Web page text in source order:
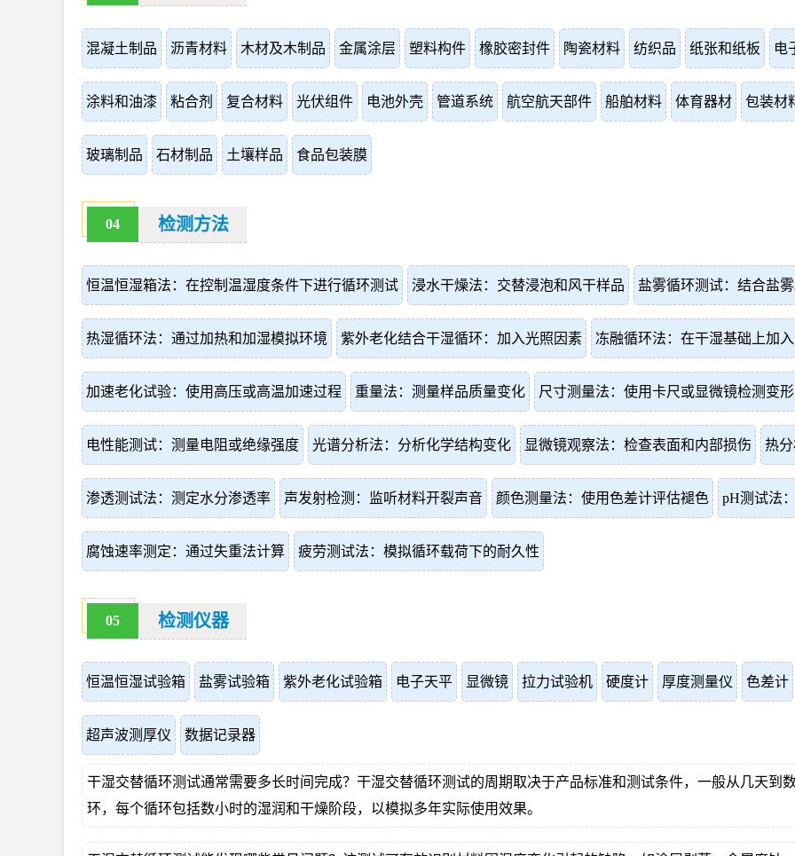
混凝土制品 沥青材料 木材及木制品 金属涂层 塑料构件 橡胶密封件 陶瓷材料 纺织品 纸张和纸板 电
涂料和油漆 粘合剂 复合材料 光伏组件 电池外壳 管道系统 航空航天部件 船舶材料 体育器材 包装材
玻璃制品 石材制品 土壤样品 食品包装膜
04 检测方法
恒温恒湿箱法：在控制温湿度条件下进行循环测试 浸水干燥法：交替浸泡和风干样品 盐雾循环测试：结合盐
热湿循环法：通过加热和加湿模拟环境 紫外老化结合干湿循环：加入光照因素 冻融循环法：在干湿基础上加
加速老化试验：使用高压或高温加速过程 重量法：测量样品质量变化 尺寸测量法：使用卡尺或显微镜检测变形
电性能测试：测量电阻或绝缘强度 光谱分析法：分析化学结构变化 显微镜观察法：检查表面和内部损伤 热
渗透测试法：测定水分渗透率 声发射检测：监听材料开裂声音 颜色测量法：使用色差计评估褪色 pH测试法
腐蚀速率测定：通过失重法计算 疲劳测试法：模拟循环载荷下的耐久性
05 检测仪器
恒温恒湿试验箱 盐雾试验箱 紫外老化试验箱 电子天平 显微镜 拉力试验机 硬度计 厚度测量仪 色差计
超声波测厚仪 数据记录器
干湿交替循环测试通常需要多长时间完成？干湿交替循环测试的周期取决于产品标准和测试条件，一般从几天到
环，每个循环包括数小时的湿润和干燥阶段，以模拟多年实际使用效果。